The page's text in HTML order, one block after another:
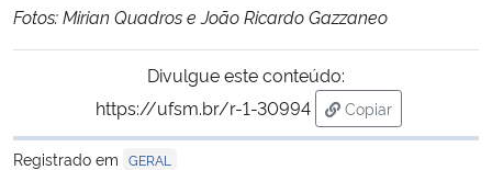
Fotos: Mirian Quadros e João Ricardo Gazzaneo
Divulgue este conteúdo:
https://ufsm.br/r-1-30994
Copiar
para área de
Registrado em GERAL